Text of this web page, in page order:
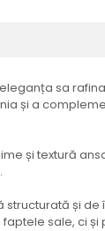
sa
și a
și textură
și
sale, ci